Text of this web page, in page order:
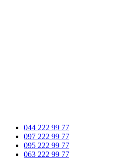
044 222 99 77
097 222 99 77
095 222 99 77
063 222 99 77